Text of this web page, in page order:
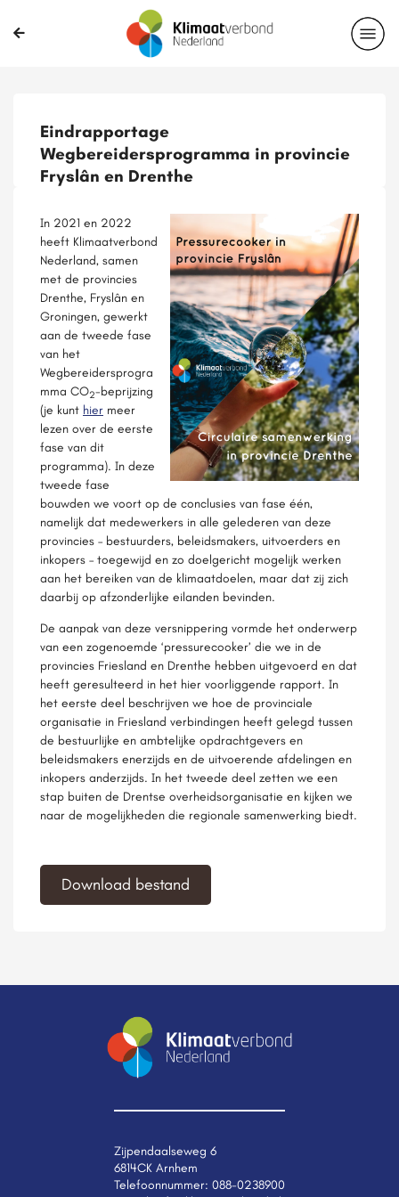
Eindrapportage
Wegbereidersprogramma in provincie
Fryslân en Drenthe
In 2021 en 2022
heeft Klimaatverbond
Nederland, samen
met de provincies
Drenthe, Fryslân en
Groningen, gewerkt
aan de tweede fase
van het
Wegbereidersprogra
mma CO2-beprijzing
(je kunt hier meer
lezen over de eerste
fase van dit
programma). In deze
tweede fase
bouwden we voort op de conclusies van fase één,
namelijk dat medewerkers in alle gelederen van deze
provincies – bestuurders, beleidsmakers, uitvoerders en
inkopers – toegewijd en zo doelgericht mogelijk werken
aan het bereiken van de klimaatdoelen, maar dat zij zich
daarbij op afzonderlijke eilanden bevinden.
De aanpak van deze versnippering vormde het onderwerp
van een zogenoemde ‘pressurecooker’ die we in de
provincies Friesland en Drenthe hebben uitgevoerd en dat
heeft geresulteerd in het hier voorliggende rapport. In
het eerste deel beschrijven we hoe de provinciale
organisatie in Friesland verbindingen heeft gelegd tussen
de bestuurlijke en ambtelijke opdrachtgevers en
beleidsmakers enerzijds en de uitvoerende afdelingen en
inkopers anderzijds. In het tweede deel zetten we een
stap buiten de Drentse overheidsorganisatie en kijken we
naar de mogelijkheden die regionale samenwerking biedt.
Download bestand
Zijpendaalseweg 6
6814CK Arnhem
Telefoonnummer: 088-0238900